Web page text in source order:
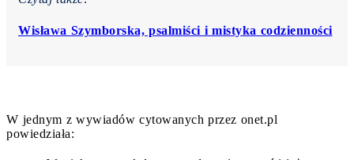
Wisława Szymborska, psalmiści i mistyka codzienności
W jednym z wywiadów cytowanych przez onet.pl
powiedziała: